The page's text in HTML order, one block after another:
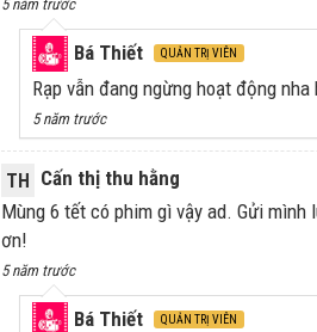
5 năm trước
Bá Thiết QUẢN TRỊ VIÊN
Rạp vẫn đang ngừng hoạt động nha
5 năm trước
TH Cấn thị thu hằng
Mùng 6 tết có phim gì vậy ad. Gửi
ơn!
5 năm trước
Bá Thiết QUẢN TRỊ VIÊN